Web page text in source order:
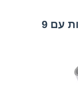
מתקן לייבוש בקבוקי תינוקות עם 9